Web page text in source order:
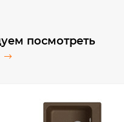
посмотреть